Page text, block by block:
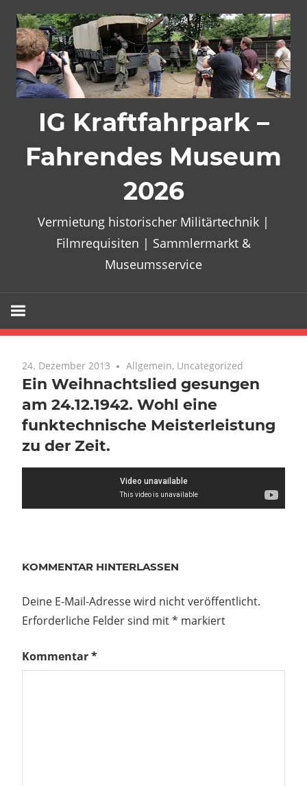
Inhalt
springen
IG Kraftfahrpark –
Fahrendes Museum
2026
Vermietung historischer Militärtechnik |
Filmrequisiten | Sammlermarkt &
Museumsservice
24. Dezember 2013 Keine Kommentare
Allgemein, Uncategorized
Ein Weihnachtslied gesungen
am 24.12.1942. Wohl eine
funktechnische Meisterleistung
zu der Zeit.
Beitragsnavigation
geht –
ein
kommt.
KOMMENTAR HINTERLASSEN
Deine E-Mail-Adresse wird nicht veröffentlicht.
Erforderliche Felder sind mit* markiert
Kommentar*